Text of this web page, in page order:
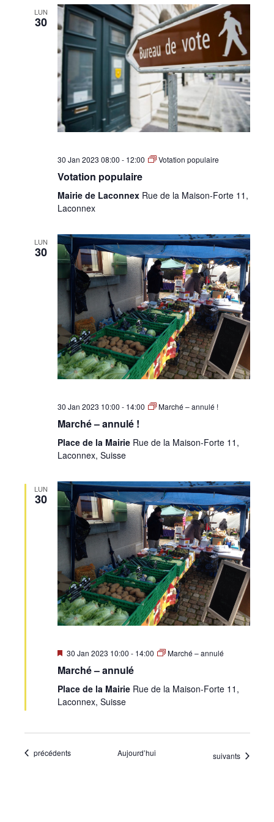
LUN
30
30 Jan 2023 08:00 - 12:00 Votation populaire
Votation populaire
Mairie de Laconnex Rue de la Maison-Forte 11,
Laconnex
LUN
30
30 Jan 2023 10:00 - 14:00 Marché – annulé !
Marché – annulé !
Place de la Mairie Rue de la Maison-Forte 11,
Laconnex, Suisse
LUN
30
Mis
avant
30 Jan 2023 10:00 - 14:00 Marché – annulé
Marché – annulé
Place de la Mairie Rue de la Maison-Forte 11,
Laconnex, Suisse
Évènements
précédents Aujourd’hui Évènements
suivants